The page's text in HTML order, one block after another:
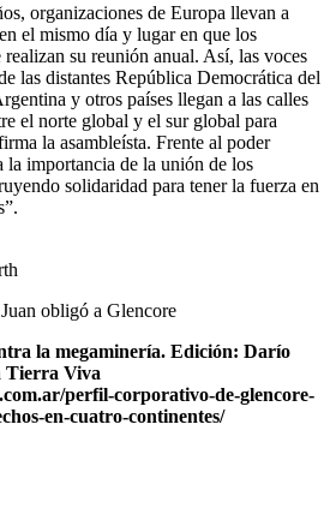
organizaciones de Europa llevan a
el mismo día y lugar en que los
su reunión anual. Así, las voces
las distantes República Democrática del
y otros países llegan a las calles
el norte global y el sur global para
la asambleísta. Frente al poder
la importancia de la unión de los
solidaridad para tener la fuerza en
obligó a Glencore
la megaminería. Edición: Darío
Tierra Viva
perfil-corporativo-de-glencore-
en-cuatro-continentes/